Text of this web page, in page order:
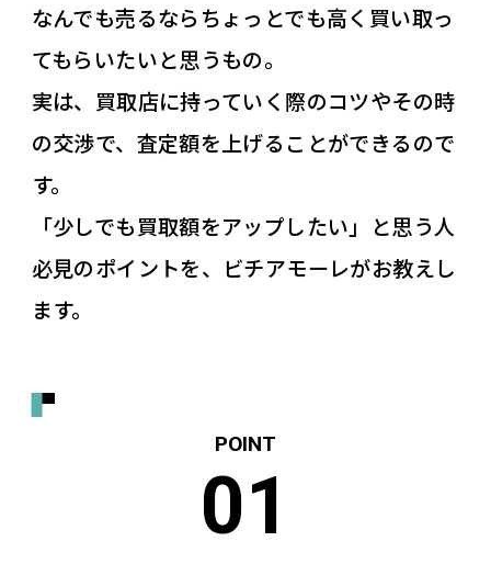
なんでも売るならちょっとでも高く買い取っ
てもらいたいと思うもの。
実は、買取店に持っていく際のコツやその時
の交渉で、査定額を上げることができるので
す。
「少しでも買取額をアップしたい」と思う人
必見のポイントを、ビチアモーレがお教えし
ます。